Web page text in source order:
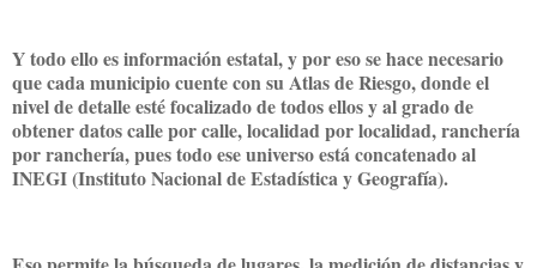
Y todo ello es información estatal, y por eso se hace necesario
que cada municipio cuente con su Atlas de Riesgo, donde el
nivel de detalle esté focalizado de todos ellos y al grado de
obtener datos calle por calle, localidad por localidad, ranchería
por ranchería, pues todo ese universo está concatenado al
INEGI (Instituto Nacional de Estadística y Geografía).